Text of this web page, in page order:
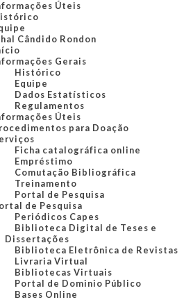
Úteis
Cândido Rondon
Gerais
Histórico
Equipe
Dados Estatísticos
Regulamentos
Úteis
para Doação
Ficha catalográfica online
Empréstimo
Comutação Bibliográfica
Treinamento
Portal de Pesquisa
de Pesquisa
Periódicos Capes
Biblioteca Digital de Teses e
Dissertações
Biblioteca Eletrônica de Revistas
Livraria Virtual
Bibliotecas Virtuais
Portal de Dominio Público
Bases Online